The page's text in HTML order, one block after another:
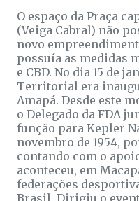
O espaço da Praça
(Veiga Cabral) não
novo
possuía as medidas
e CBD. No dia 15 de
Territorial era
Amapá. Desde este
o Delegado da FDA
função para Kepler
novembro de 1954,
contando com o
aconteceu, em
federações
Brasil. Dirigiu o